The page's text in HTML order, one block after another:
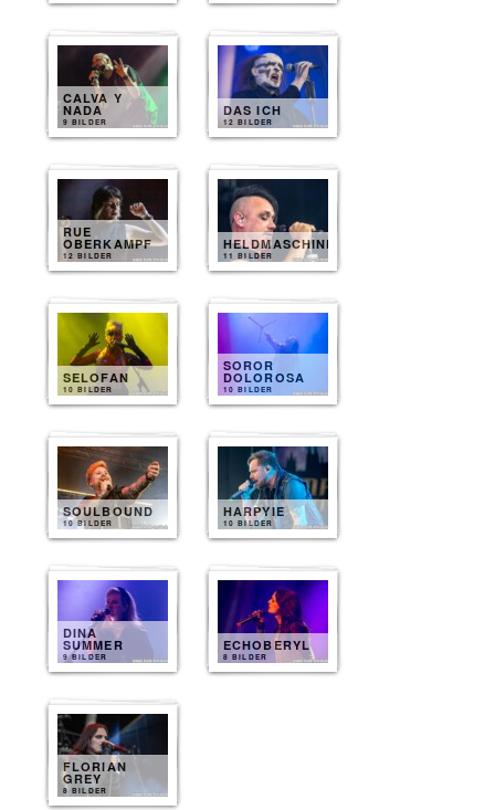
CALVA Y
NADA
9 BILDER
DAS ICH
12 BILDER
RUE
OBERKAMPF
12 BILDER
HELDMASCHINE
11 BILDER
SELOFAN
10 BILDER
SOROR
DOLOROSA
10 BILDER
SOULBOUND
10 BILDER
HARPYIE
10 BILDER
DINA
SUMMER
9 BILDER
ECHOBERYL
8 BILDER
FLORIAN
GREY
8 BILDER